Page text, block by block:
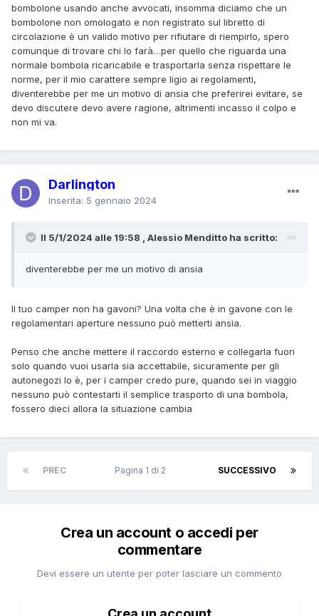
bombolone usando anche avvocati, insomma diciamo che un
bombolone non omologato e non registrato sul libretto di
circolazione è un valido motivo per rifiutare di riempirlo, spero
comunque di trovare chi lo farà…per quello che riguarda una
normale bombola ricaricabile e trasportarla senza rispettare le
norme, per il mio carattere sempre ligio ai regolamenti,
diventerebbe per me un motivo di ansia che preferirei evitare, se
devo discutere devo avere ragione, altrimenti incasso il colpo e
non mi va.
Darlington
Inserita: 5 gennaio 2024
Il 5/1/2024 alle 19:58 , Alessio Menditto ha scritto:
diventerebbe per me un motivo di ansia
Il tuo camper non ha gavoni? Una volta che è in gavone con le
regolamentari aperture nessuno può metterti ansia.
Penso che anche mettere il raccordo esterno e collegarla fuori
solo quando vuoi usarla sia accettabile, sicuramente per gli
autonegozi lo è, per i camper credo pure, quando sei in viaggio
nessuno può contestarti il semplice trasporto di una bombola,
fossero dieci allora la situazione cambia
PREC SUCCESSIVO
Pagina 1 di 2
Crea un account o accedi per
commentare
Devi essere un utente per poter lasciare un commento